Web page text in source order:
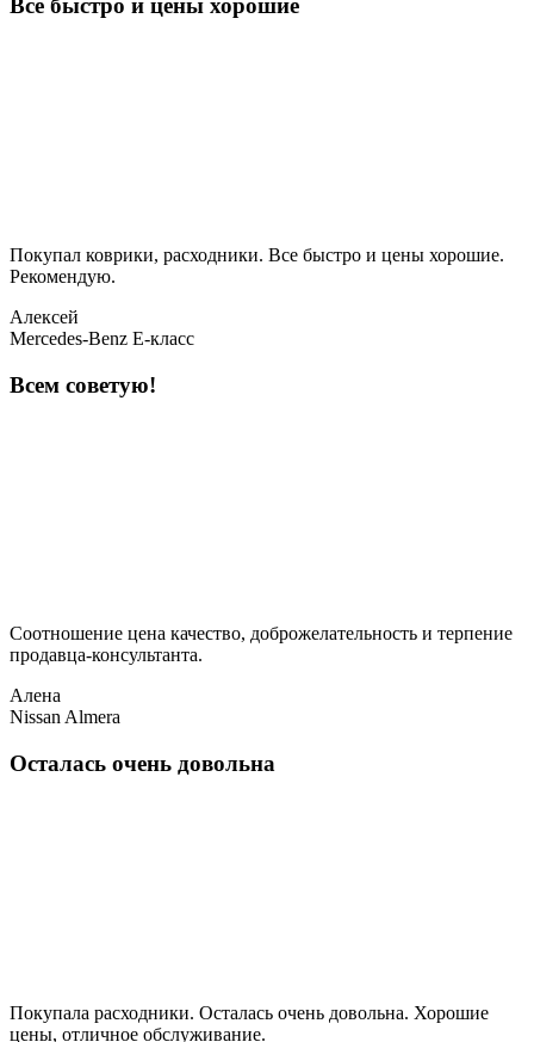
Все быстро и цены хорошие
Покупал коврики, расходники. Все быстро и цены хорошие.
Рекомендую.
Алексей
Mercedes-Benz E-класс
Всем советую!
Соотношение цена качество, доброжелательность и терпение
продавца-консультанта.
Алена
Nissan Almera
Осталась очень довольна
Покупала расходники. Осталась очень довольна. Хорошие
цены, отличное обслуживание.